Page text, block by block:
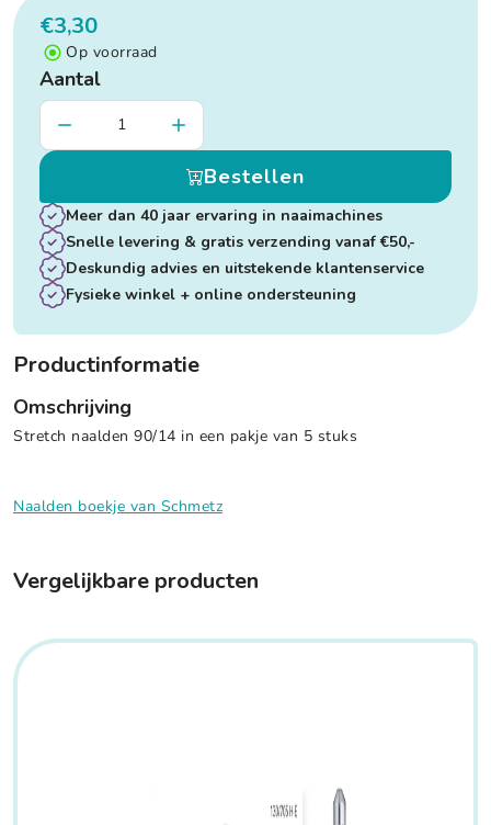
€3,30
Op voorraad
Aantal
Bestellen
Meer dan 40 jaar ervaring in naaimachines
Snelle levering & gratis verzending vanaf €50,-
Deskundig advies en uitstekende klantenservice
Fysieke winkel + online ondersteuning
Productinformatie
Omschrijving
Stretch naalden 90/14 in een pakje van 5 stuks
Naalden boekje van Schmetz
Vergelijkbare producten